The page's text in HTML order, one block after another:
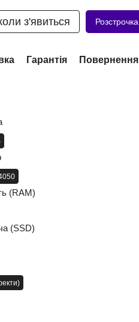
з'явиться Розстрочка
Гарантія Повернення
(RAM)
(SSD)